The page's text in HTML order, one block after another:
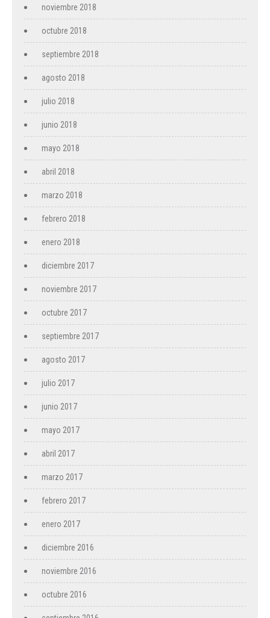
noviembre 2018
octubre 2018
septiembre 2018
agosto 2018
julio 2018
junio 2018
mayo 2018
abril 2018
marzo 2018
febrero 2018
enero 2018
diciembre 2017
noviembre 2017
octubre 2017
septiembre 2017
agosto 2017
julio 2017
junio 2017
mayo 2017
abril 2017
marzo 2017
febrero 2017
enero 2017
diciembre 2016
noviembre 2016
octubre 2016